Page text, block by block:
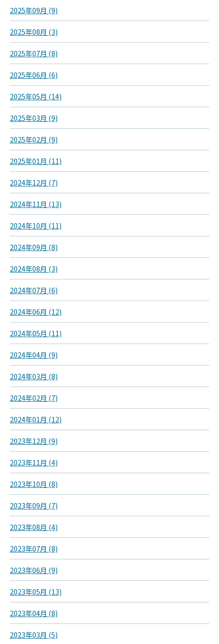
2025年09月 (9)
2025年08月 (3)
2025年07月 (8)
2025年06月 (6)
2025年05月 (14)
2025年03月 (9)
2025年02月 (9)
2025年01月 (11)
2024年12月 (7)
2024年11月 (13)
2024年10月 (11)
2024年09月 (8)
2024年08月 (3)
2024年07月 (6)
2024年06月 (12)
2024年05月 (11)
2024年04月 (9)
2024年03月 (8)
2024年02月 (7)
2024年01月 (12)
2023年12月 (9)
2023年11月 (4)
2023年10月 (8)
2023年09月 (7)
2023年08月 (4)
2023年07月 (8)
2023年06月 (9)
2023年05月 (13)
2023年04月 (8)
2023年03月 (5)